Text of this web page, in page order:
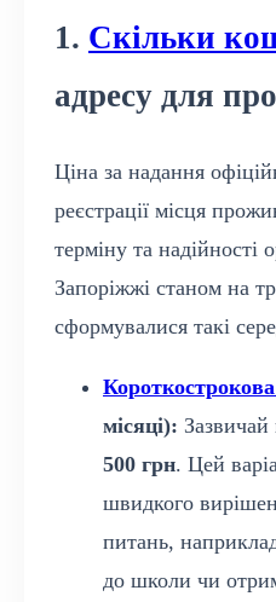
1. Скільки
адресу для
Ціна за надання
реєстрації місця
терміну та надійності
Запоріжжі станом на
сформувалися такі
місяці): Зазвичай
500 грн. Цей
швидкого
питань,
до школи чи